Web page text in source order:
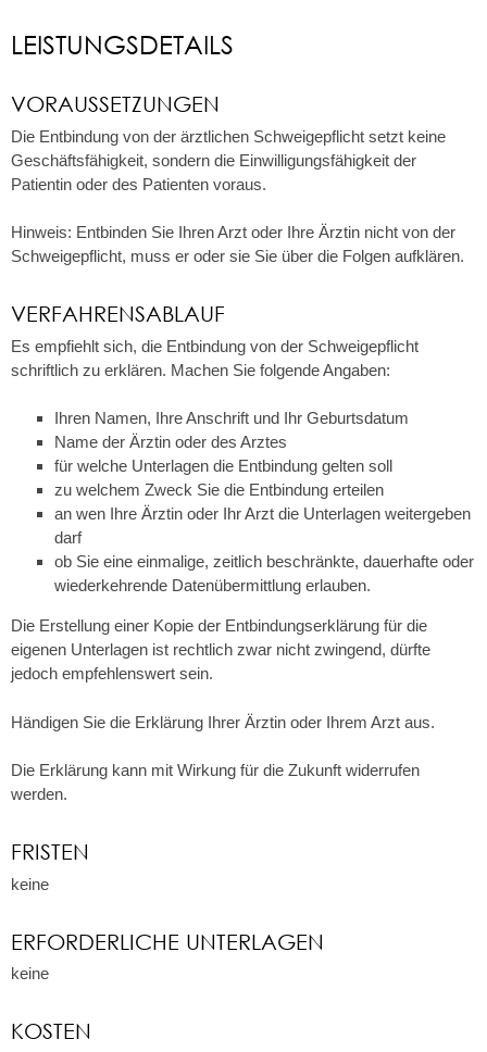
LEISTUNGSDETAILS
VORAUSSETZUNGEN
Die Entbindung von der ärztlichen Schweigepflicht setzt keine
Geschäftsfähigkeit, sondern die Einwilligungsfähigkeit der
Patientin oder des Patienten voraus.
Hinweis: Entbinden Sie Ihren Arzt oder Ihre Ärztin nicht von der
Schweigepflicht, muss er oder sie Sie über die Folgen aufklären.
VERFAHRENSABLAUF
Es empfiehlt sich, die Entbindung von der Schweigepflicht
schriftlich zu erklären. Machen Sie folgende Angaben:
Ihren Namen, Ihre Anschrift und Ihr Geburtsdatum
Name der Ärztin oder des Arztes
für welche Unterlagen die Entbindung gelten soll
zu welchem Zweck Sie die Entbindung erteilen
an wen Ihre Ärztin oder Ihr Arzt die Unterlagen weitergeben
darf
ob Sie eine einmalige, zeitlich beschränkte, dauerhafte oder
wiederkehrende Datenübermittlung erlauben.
Die Erstellung einer Kopie der Entbindungserklärung für die
eigenen Unterlagen ist rechtlich zwar nicht zwingend, dürfte
jedoch empfehlenswert sein.
Händigen Sie die Erklärung Ihrer Ärztin oder Ihrem Arzt aus.
Die Erklärung kann mit Wirkung für die Zukunft widerrufen
werden.
FRISTEN
keine
ERFORDERLICHE UNTERLAGEN
keine
KOSTEN